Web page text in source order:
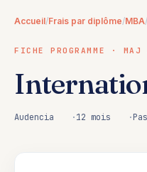
Accueil/Frais par diplôme/MBA/
FICHE PROGRAMME ·
Audencia 12 mois